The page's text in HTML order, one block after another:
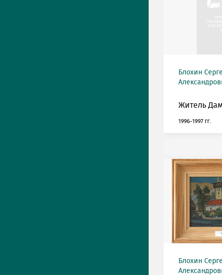
Блохин
Житель
1996-1997 гг.
Блохин